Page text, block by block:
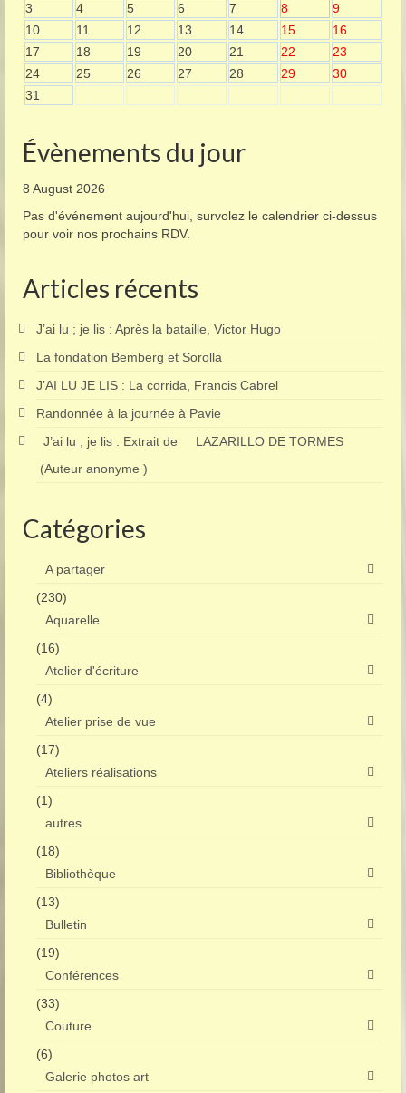
3
4 5 6 7 8
9
10
11 12 13 14 15
16
17
18 19 20 21 22
23
24
25 26 27 28 29
30
31
Évènements du jour
8 August 2026
Pas d'événement aujourd'hui, survolez le calendrier ci-dessus
pour voir nos prochains RDV.
Articles récents
J’ai lu ; je lis : Après la bataille, Victor Hugo
La fondation Bemberg et Sorolla
J’AI LU JE LIS : La corrida, Francis Cabrel
Randonnée à la journée à Pavie
J’ai lu , je lis : Extrait de LAZARILLO DE TORMES
(Auteur anonyme )
Catégories
A partager
(230)
Aquarelle
(16)
Atelier d'écriture
(4)
Atelier prise de vue
(17)
Ateliers réalisations
(1)
autres
(18)
Bibliothèque
(13)
Bulletin
(19)
Conférences
(33)
Couture
(6)
Galerie photos art